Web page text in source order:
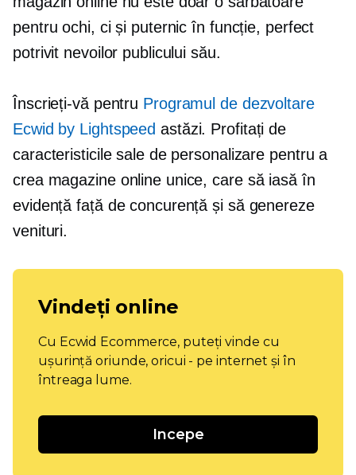
pentru ochi, ci și puternic în funcție, perfect
potrivit nevoilor publicului său.
Înscrieți-vă pentru Programul de dezvoltare
Ecwid by Lightspeed astăzi. Profitați de
caracteristicile sale de personalizare pentru a
crea magazine online unice, care să iasă în
evidență față de concurență și să genereze
venituri.
Vindeți online
Cu Ecwid Ecommerce, puteți vinde cu
ușurință oriunde, oricui - pe internet și în
întreaga lume.
Incepe